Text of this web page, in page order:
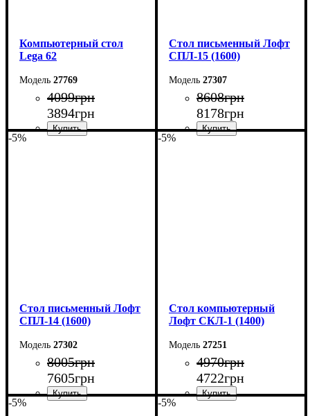
Компьютерный стол
Lega 62
27769
4099грн
3894грн
Стол письменный Лофт
СПЛ-15 (1600)
27307
8608грн
8178грн
-5%
Стол письменный Лофт
СПЛ-14 (1600)
27302
8005грн
7605грн
-5%
Стол компьютерный
Лофт СКЛ-1 (1400)
27251
4970грн
4722грн
-5% -5%